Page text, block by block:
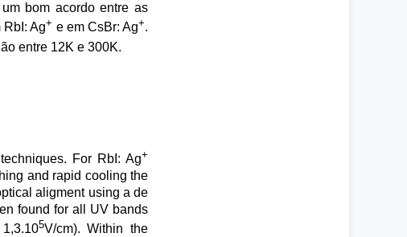
bom acordo entre as
RbI: Ag+ e em CsBr: Ag+.
entre 12K e 300K.
For RbI: Ag+
and rapid cooling the
aligment using a de
found for all UV bands
5V/cm). Within the